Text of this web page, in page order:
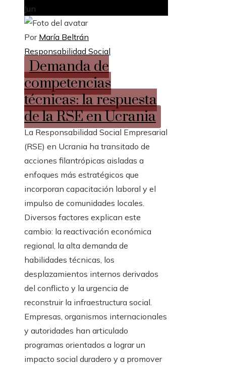
Jun
Por María Beltrán
Responsabilidad Social
Demanda de
competencias
técnicas: la respuesta
de la RSE en Ucrania
La Responsabilidad Social Empresarial
(RSE) en Ucrania ha transitado de
acciones filantrópicas aisladas a
enfoques más estratégicos que
incorporan capacitación laboral y el
impulso de comunidades locales.
Diversos factores explican este
cambio: la reactivación económica
regional, la alta demanda de
habilidades técnicas, los
desplazamientos internos derivados
del conflicto y la urgencia de
reconstruir la infraestructura social.
Empresas, organismos internacionales
y autoridades han articulado
programas orientados a lograr un
impacto social duradero y a promover